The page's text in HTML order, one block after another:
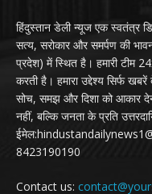
हिंदुस्तान डेली न्यूज एक स्वतंत्र
सत्य, सरोकार और समर्पण की
प्रदेश) में स्थित है। हमारी टीम
करती है। हमारा उद्देश्य सिर्फ
सोच, समझ और दिशा को आकार
नहीं, बल्कि जनता के प्रति
8423190190
Contact us: